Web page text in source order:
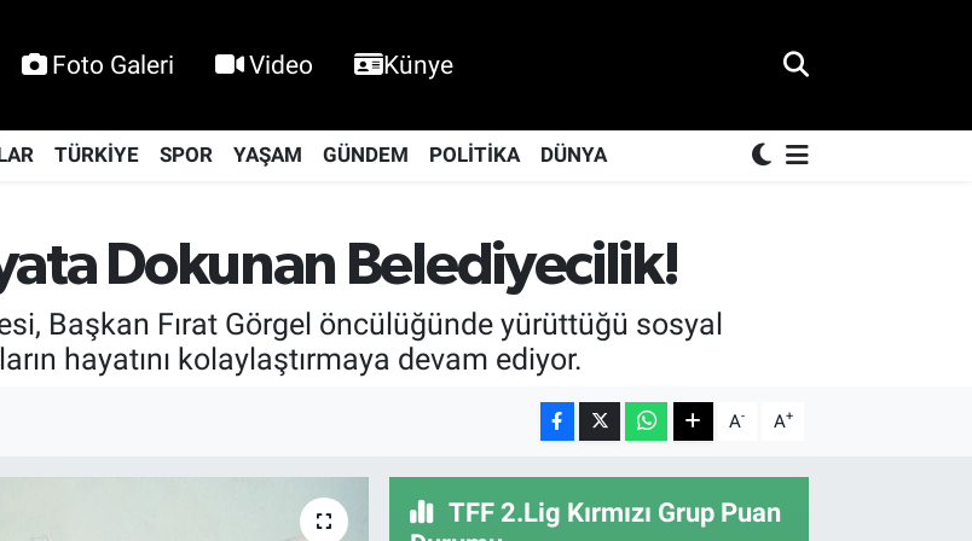
Foto Galeri Video Künye
TÜRKİYE SPOR YAŞAM GÜNDEM POLİTİKA DÜNYA
Dokunan Belediyecilik!
Başkan Fırat Görgel öncülüğünde yürüttüğü sosyal
hayatını kolaylaştırmaya devam ediyor.
A- A+
TFF 2.Lig Kırmızı Grup Puan